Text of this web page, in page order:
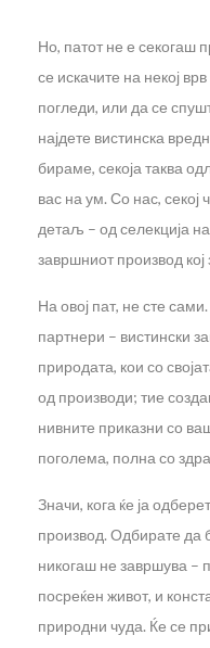
Но, патот не е секогаш
се искачите на некој
погледи, или да се
најдете вистинска
бираме, секоја таква
вас на ум. Со нас, секој
детаљ – од селекција
завршниот производ
На овој пат, не сте
партнери – вистински
природата, кои со
од производи; тие
нивните приказни со
поголема, полна со
Значи, кога ќе ја
производ. Одбирате да
никогаш не завршува –
посреќен живот, и
природни чуда. Ќе се